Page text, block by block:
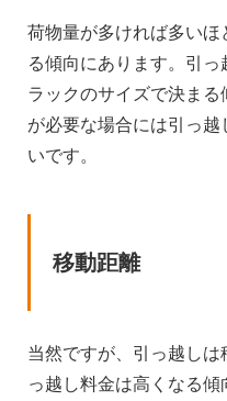
荷物量が多ければ多い
る傾向にあります。引
ラックのサイズで決ま
が必要な場合には引っ
いです。
移動距離
当然ですが、引っ越し
っ越し料金は高くなる